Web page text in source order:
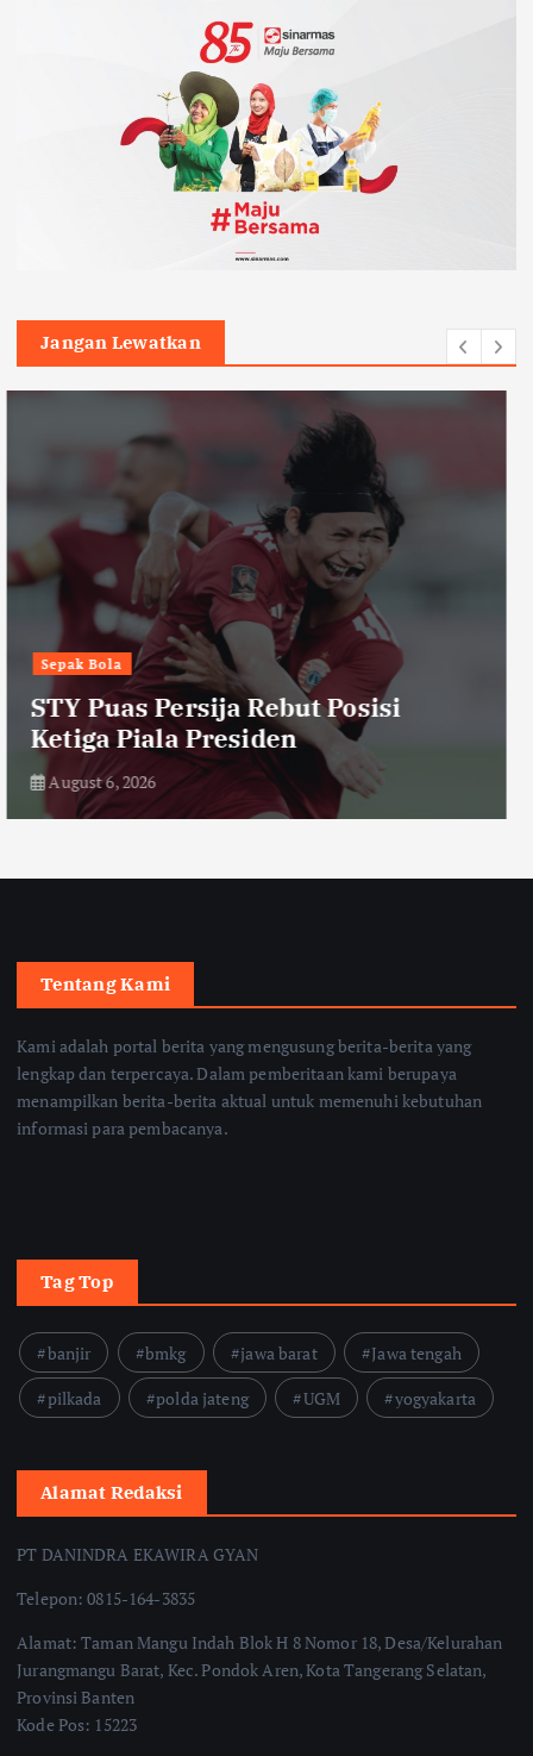
Jangan Lewatkan
Headline Humaniora
Kepala SPPG Jayapura Resmi
Dicopot usai Insiden Keracunan
Menu MBG
August 6, 2026
Tentang Kami
Kami adalah portal berita yang mengusung berita-berita yang
lengkap dan terpercaya. Dalam pemberitaan kami berupaya
menampilkan berita-berita aktual untuk memenuhi kebutuhan
informasi para pembacanya.
Tag Top
banjir bmkg jawa barat
Jawa tengah
pilkada
polda jateng UGM yogyakarta
Alamat Redaksi
PT DANINDRA EKAWIRA GYAN
Telepon: 0815-164-3835
Alamat: Taman Mangu Indah Blok H 8 Nomor 18, Desa/Kelurahan
Jurangmangu Barat, Kec. Pondok Aren, Kota Tangerang Selatan,
Provinsi Banten
Kode Pos: 15223